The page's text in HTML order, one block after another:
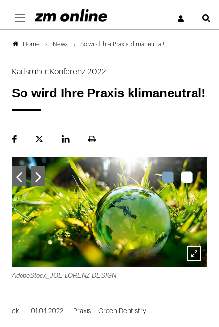
Home News So wird Ihre Praxis klimaneutral!
Karlsruher Konferenz 2022
So wird Ihre Praxis klimaneutral!
FacebookPlattformLinekdInSeite
Lightbox
AdobeStock_JOE LORENZ DESIGN
1
ck 01.04.2022 Praxis Green Dentistry